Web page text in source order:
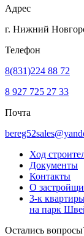
Адрес
г. Нижний
Телефон
8(831)224 88 72
8 927 725 27 33
Почта
Ход
Документы
Контакты
О
3-к
на парк
Остались